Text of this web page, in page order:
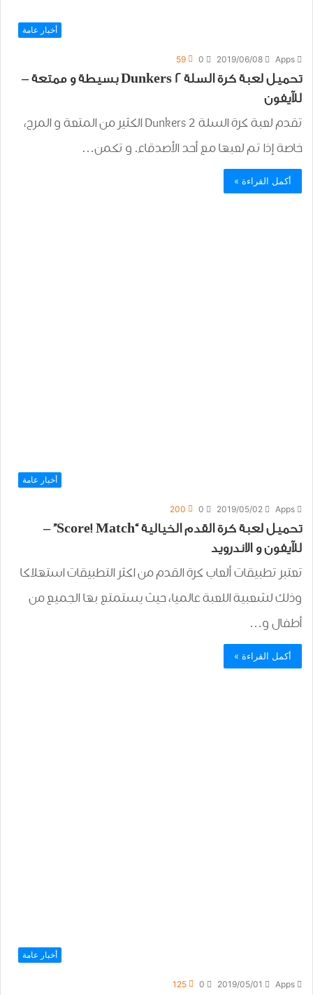
أخبار عامة
Apps
2019/06/08
0
59
تحميل لعبة كرة السلة Dunkers 2 بسيطة و ممتعة –
للآيفون
تقدم لعبة كرة السلة Dunkers 2 الكثير من المتعة و المرح،
خاصة إذا تم لعبها مع أحد الأصدقاء. و تكمن…
أكمل القراءة »
أخبار عامة
Apps
2019/05/02
0
200
تحميل لعبة كرة القدم الخيالية “Score! Match” –
للآيفون و الاندرويد
تعتبر تطبيقات ألعاب كرة القدم من اكثر التطبيقات استهلاكا
وذلك لشعبية اللعبة عالميا، حيث يستمتع بها الجميع من
أطفال و…
أكمل القراءة »
أخبار عامة
Apps
2019/05/01
0
125